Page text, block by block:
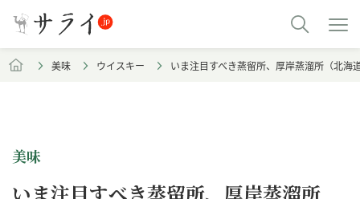
美味 ウイスキー いま注目すべき蒸留所、厚岸蒸溜所（北
美味
いま注目すべき蒸留所、厚岸蒸溜所